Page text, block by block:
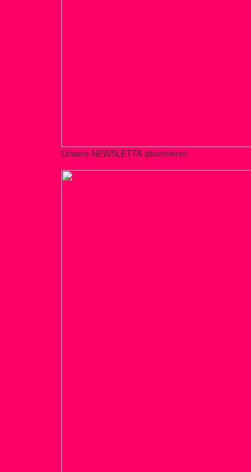
Unsere NEWSLETTA abonnieren